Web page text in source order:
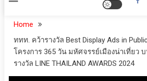
Home
ททท. คว้ารางวัล Best Display Ads in
โครงการ 365 วัน มหัศจรรย์เมืองน่าเที่ยว
รางวัล LINE THAILAND AWARDS 2024